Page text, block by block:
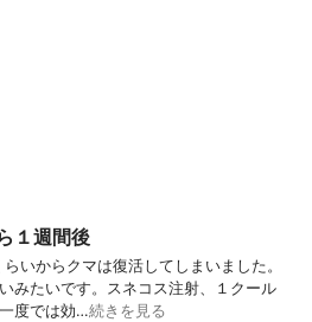
１週間後
いからクマは復活してしまいました。
みたいです。スネコス注射、１クール
度では効…続きを見る